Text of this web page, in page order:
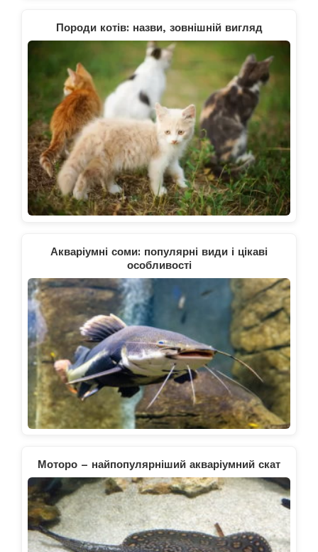
Породи котів: назви, зовнішній вигляд
Акваріумні соми: популярні види і цікаві
особливості
Моторо – найпопулярніший акваріумний скат